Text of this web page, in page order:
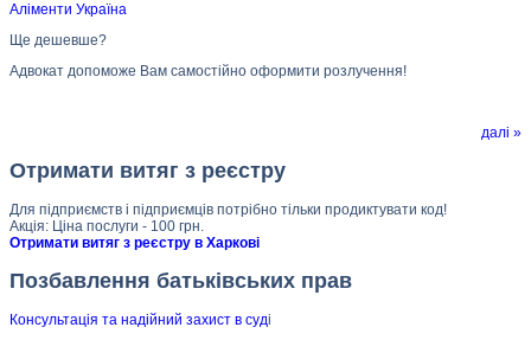
Аліменти Україна
Ще дешевше?
Адвокат допоможе Вам самостійно оформити розлучення!
далі »
Отримати витяг з реєстру
Для підприємств і підприємців потрібно тільки продиктувати код!
Акція: Ціна послуги - 100 грн.
Отримати витяг з реєстру в Харкові
Позбавлення батьківських прав
Консультація та надійний захист в суді